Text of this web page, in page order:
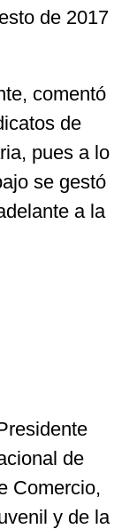
de 2017
comentó
de
pues a lo
se gestó
a la
de
Comercio,
y de la